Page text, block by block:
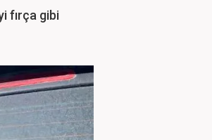
fırça gibi